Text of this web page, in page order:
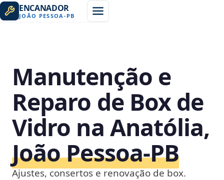
ENCANADOR
JOÃO PESSOA -PB
Manutenção e
Reparo de Box de
Vidro na Anatólia,
João Pessoa‑PB
Ajustes, consertos e renovação de box.